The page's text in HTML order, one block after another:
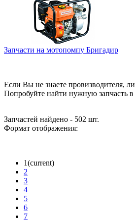
Запчасти на мотопомпу Бригадир
Если Вы не знаете провизводителя,
Попробуйте найти нужную запчасть
Запчастей найдено - 502 шт.
Формат отображения:
1(current)
2
3
4
5
6
7